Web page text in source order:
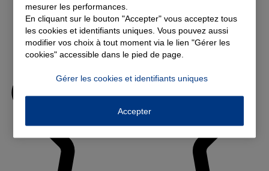
mesurer les performances.
En cliquant sur le bouton "Accepter" vous acceptez tous
les cookies et identifiants uniques. Vous pouvez aussi
modifier vos choix à tout moment via le lien "Gérer les
cookies" accessible dans le pied de page.
Gérer les cookies et identifiants uniques
Accepter